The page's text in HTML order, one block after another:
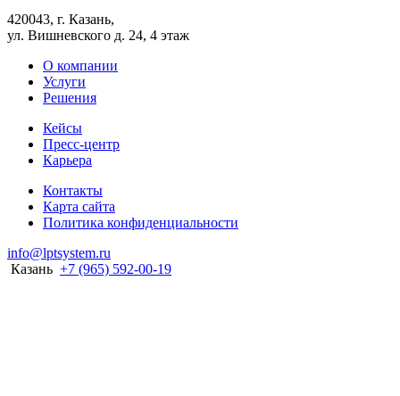
420043, г. Казань,
ул. Вишневского д. 24, 4 этаж
О компании
Услуги
Решения
Кейсы
Пресс-центр
Карьера
Контакты
Карта сайта
Политика конфиденциальности
info@lptsystem.ru
Казань +7 (965) 592-00-19